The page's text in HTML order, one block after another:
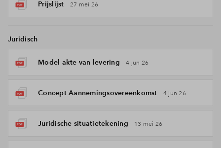
Prijslijst 27 mei 26
Juridisch
Model akte van levering 4 jun 26
Concept Aannemingsovereenkomst 4 jun 26
Juridische situatietekening 13 mei 26